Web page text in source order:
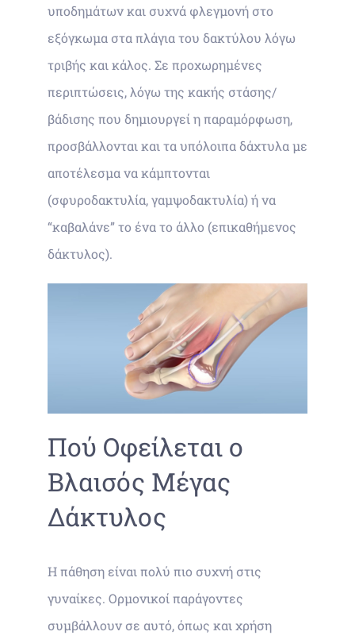
υποδημάτων και συχνά φλεγμονή στο
εξόγκωμα στα πλάγια του δακτύλου λόγω
τριβής και κάλος. Σε προχωρημένες
περιπτώσεις, λόγω της κακής στάσης/
βάδισης που δημιουργεί η παραμόρφωση,
προσβάλλονται και τα υπόλοιπα δάχτυλα με
αποτέλεσμα να κάμπτονται
(σφυροδακτυλία, γαμψοδακτυλία) ή να
“καβαλάνε” το ένα το άλλο (επικαθήμενος
δάκτυλος).
Πού Οφείλεται ο
Βλαισός Μέγας
Δάκτυλος
Η πάθηση είναι πολύ πιο συχνή στις
γυναίκες. Ορμονικοί παράγοντες
συμβάλλουν σε αυτό, όπως και χρήση